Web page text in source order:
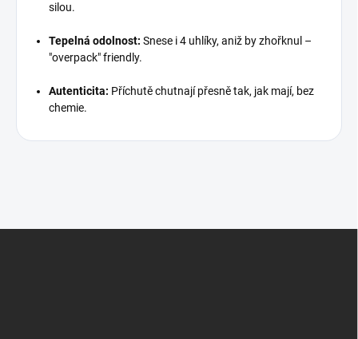
silou.
Tepelná odolnost: Snese i 4 uhlíky, aniž by zhořknul –
"overpack" friendly.
Autenticita: Příchutě chutnají přesně tak, jak mají, bez
chemie.